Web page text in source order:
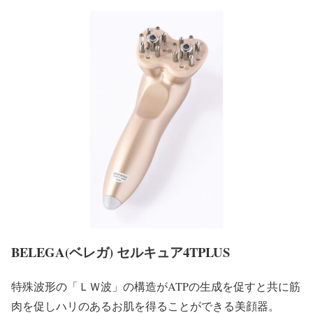
BELEGA(ベレガ) セルキュア4TPLUS
特殊波形の「ＬＷ波」の構造がATPの生成を促すと共に筋
肉を促しハリのあるお肌を得ることができる美顔器。